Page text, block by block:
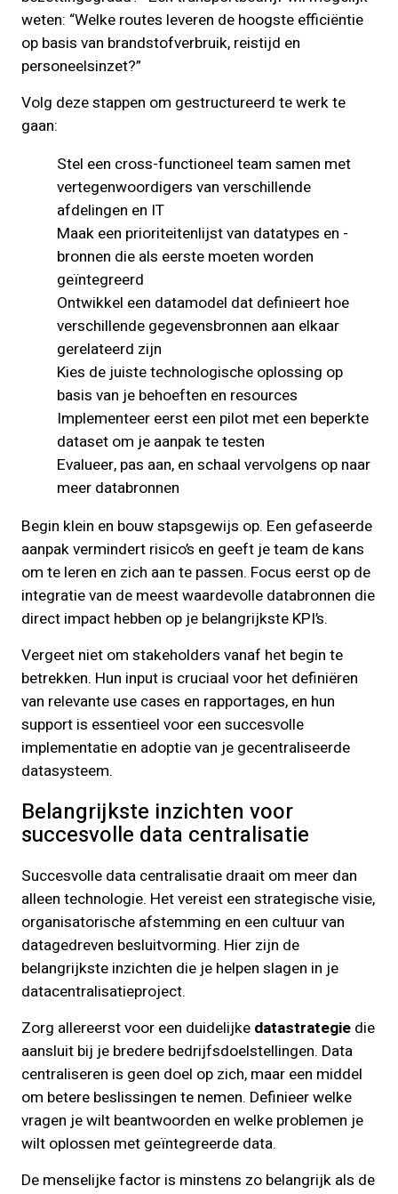
weten: “Welke routes leveren de hoogste efficiëntie
op basis van brandstofverbruik, reistijd en
personeelsinzet?”
Volg deze stappen om gestructureerd te werk te
gaan:
Stel een cross-functioneel team samen met
vertegenwoordigers van verschillende
afdelingen en IT
Maak een prioriteitenlijst van datatypes en -
bronnen die als eerste moeten worden
geïntegreerd
Ontwikkel een datamodel dat definieert hoe
verschillende gegevensbronnen aan elkaar
gerelateerd zijn
Kies de juiste technologische oplossing op
basis van je behoeften en resources
Implementeer eerst een pilot met een beperkte
dataset om je aanpak te testen
Evalueer, pas aan, en schaal vervolgens op naar
meer databronnen
Begin klein en bouw stapsgewijs op. Een gefaseerde
aanpak vermindert risico’s en geeft je team de kans
om te leren en zich aan te passen. Focus eerst op de
integratie van de meest waardevolle databronnen die
direct impact hebben op je belangrijkste KPI’s.
Vergeet niet om stakeholders vanaf het begin te
betrekken. Hun input is cruciaal voor het definiëren
van relevante use cases en rapportages, en hun
support is essentieel voor een succesvolle
implementatie en adoptie van je gecentraliseerde
datasysteem.
Belangrijkste inzichten voor
succesvolle data centralisatie
Succesvolle data centralisatie draait om meer dan
alleen technologie. Het vereist een strategische visie,
organisatorische afstemming en een cultuur van
datagedreven besluitvorming. Hier zijn de
belangrijkste inzichten die je helpen slagen in je
datacentralisatieproject.
Zorg allereerst voor een duidelijke datastrategie die
aansluit bij je bredere bedrijfsdoelstellingen. Data
centraliseren is geen doel op zich, maar een middel
om betere beslissingen te nemen. Definieer welke
vragen je wilt beantwoorden en welke problemen je
wilt oplossen met geïntegreerde data.
De menselijke factor is minstens zo belangrijk als de